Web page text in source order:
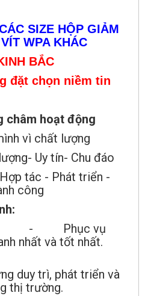
SIZE HỘP GIẢM
WPA KHÁC
BẮC
đặt chọn niềm tin
hoạt động
vì chất lượng
Uy tín- Chu đáo
- Phát triển -
công
vụ
nhất và tốt nhất.
trì, phát triển và
thị trường.